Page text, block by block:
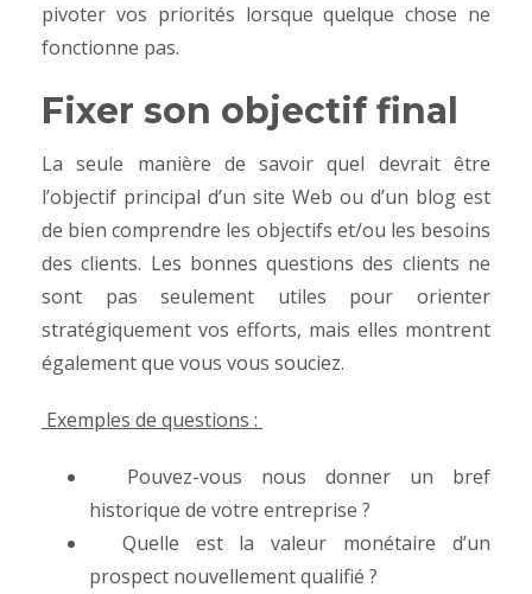
pivoter vos priorités lorsque quelque chose ne
fonctionne pas.
Fixer son objectif final
La seule manière de savoir quel devrait être
l’objectif principal d’un site Web ou d’un blog est
de bien comprendre les objectifs et/ou les besoins
des clients. Les bonnes questions des clients ne
sont pas seulement utiles pour orienter
stratégiquement vos efforts, mais elles montrent
également que vous vous souciez.
Exemples de questions :
Pouvez-vous nous donner un bref
historique de votre entreprise ?
Quelle est la valeur monétaire d’un
prospect nouvellement qualifié ?